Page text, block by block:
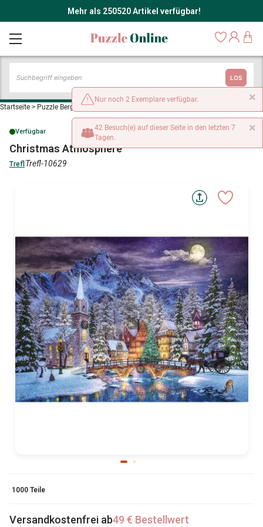
Mehr als 250520 Artikel verfügbar!
LOS
Startseite > Puzzle Bergwelt >
Verfügbar
Christmas Atmosphere
Trefl Trefl-10629
1000 Teile
Versandkostenfrei ab49 € Bestellwert
×
Nur noch 2 Exemplare verfügbar.
×
42 Besuch(e) auf dieser Seite in den letzten 7
Tagen.